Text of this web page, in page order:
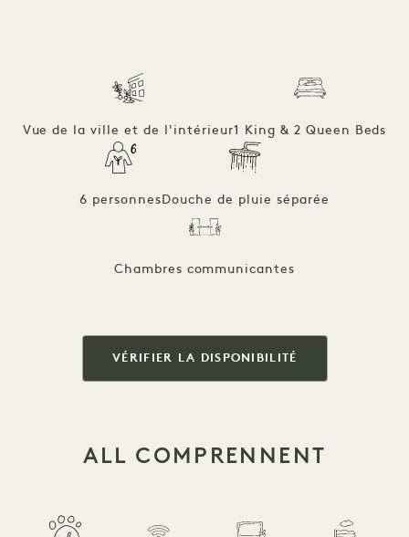
Vue de la ville et de l'intérieur1 King & 2 Queen Beds
6 personnesDouche de pluie séparée
Chambres communicantes
VÉRIFIER LA DISPONIBILITÉ
ALL COMPRENNENT